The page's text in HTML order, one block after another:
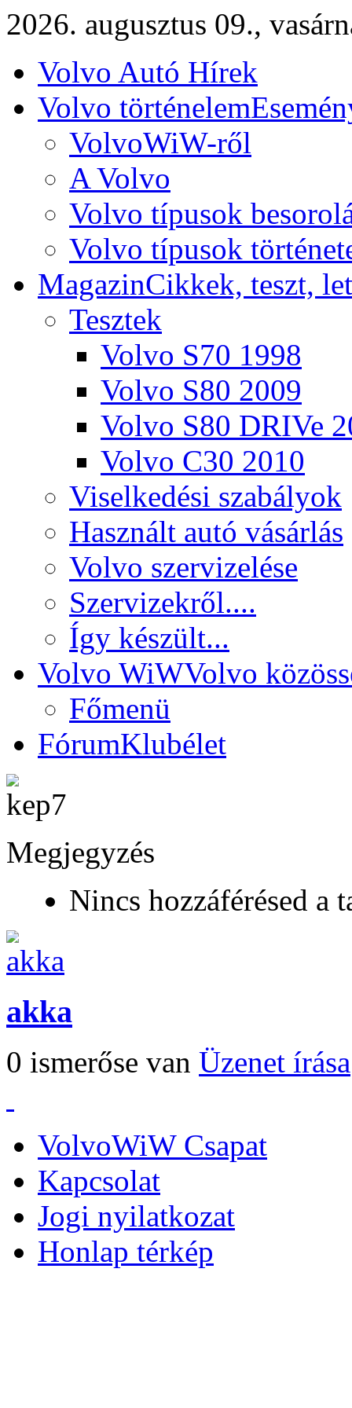
2026. augusztus 09.,
Volvo Autó Hírek
Volvo történelem
VolvoWiW-ről
A Volvo
Volvo típusok
Volvo típusok
MagazinCikkek, teszt,
Tesztek
Volvo S70 1998
Volvo S80 2009
Volvo S80 DRIVe
Volvo C30 2010
Viselkedési szabályok
Használt autó vásárlás
Volvo szervizelése
Szervizekről....
Így készült...
Volvo WiWVolvo
Főmenü
FórumKlubélet
Megjegyzés
Nincs hozzáférésed a
akka
0 ismerőse van Üzenet írása
VolvoWiW Csapat
Kapcsolat
Jogi nyilatkozat
Honlap térkép